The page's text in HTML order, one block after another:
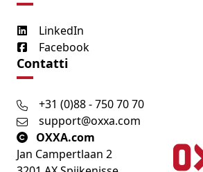
LinkedIn
Facebook
Contatti
+31 (0)88 - 750 70 70
support@oxxa.com
OXXA.com
Jan Campertlaan 2